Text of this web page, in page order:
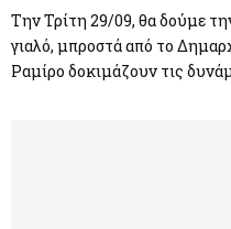
Την Τρίτη 29/09, θα δούμε
γιαλό, μπροστά από το
Ραμίρο δοκιμάζουν τις